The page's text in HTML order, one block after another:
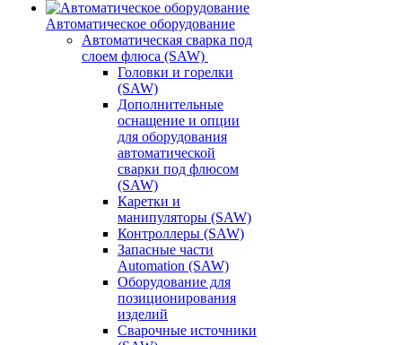
Автоматическое оборудование
Автоматическая сварка под
слоем флюса (SAW)
Головки и горелки
(SAW)
Дополнительные
оснащение и опции
для оборудования
автоматической
сварки под флюсом
(SAW)
Каретки и
манипуляторы (SAW)
Контроллеры (SAW)
Запасные части
Automation (SAW)
Оборудование для
позиционирования
изделий
Сварочные источники